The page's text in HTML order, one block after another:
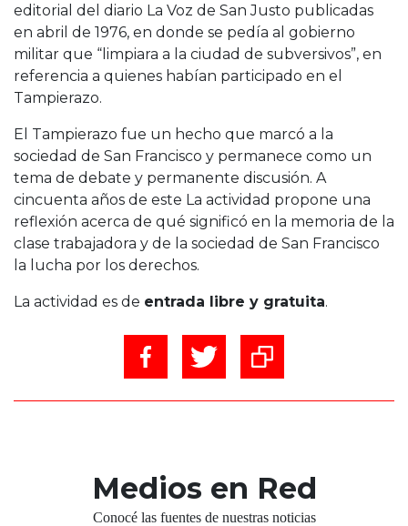
editorial del diario La Voz de San Justo publicadas
en abril de 1976, en donde se pedía al gobierno
militar que “limpiara a la ciudad de subversivos”, en
referencia a quienes habían participado en el
Tampierazo.
El Tampierazo fue un hecho que marcó a la
sociedad de San Francisco y permanece como un
tema de debate y permanente discusión. A
cincuenta años de este La actividad propone una
reflexión acerca de qué significó en la memoria de la
clase trabajadora y de la sociedad de San Francisco
la lucha por los derechos.
La actividad es de entrada libre y gratuita.
Medios en Red
Conocé las fuentes de nuestras noticias